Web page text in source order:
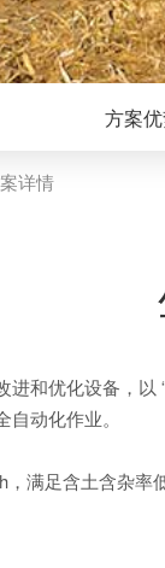
方案
详情
和优化设备，
动化作业。
满足含土含杂